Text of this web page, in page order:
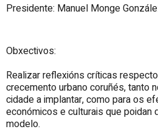
Presidente: Manuel Monge
Obxectivos:
Realizar reflexións críticas
crecemento urbano coruñés, tanto
cidade a implantar, como para os
económicos e culturais que poidan
modelo.